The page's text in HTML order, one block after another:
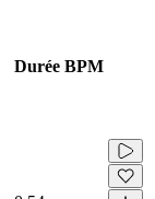
Durée BPM